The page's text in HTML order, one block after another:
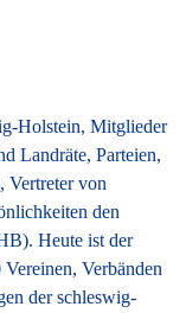
Holstein, Mitglieder
Landräte, Parteien,
Vertreter von
den
Heute ist der
Verbänden
der schleswig-